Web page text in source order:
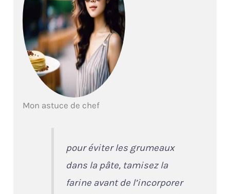
Mon astuce de chef
pour éviter les grumeaux
dans la pâte, tamisez la
farine avant de l’incorporer